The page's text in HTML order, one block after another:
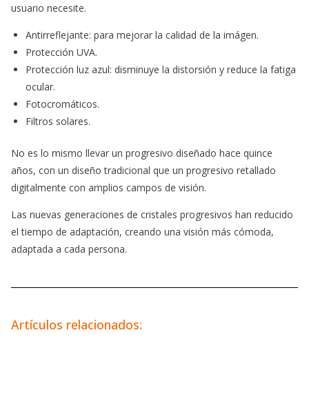
usuario necesite.
Antirreflejante: para mejorar la calidad de la imágen.
Protección UVA.
Protección luz azul: disminuye la distorsión y reduce la fatiga
ocular.
Fotocromáticos.
Filtros solares.
No es lo mismo llevar un progresivo diseñado hace quince
años, con un diseño tradicional que un progresivo retallado
digitalmente con amplios campos de visión.
Las nuevas generaciones de cristales progresivos han reducido
el tiempo de adaptación, creando una visión más cómoda,
adaptada a cada persona.
Artículos relacionados: